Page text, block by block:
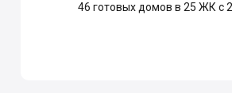
46 готовых домов в 25 ЖК с